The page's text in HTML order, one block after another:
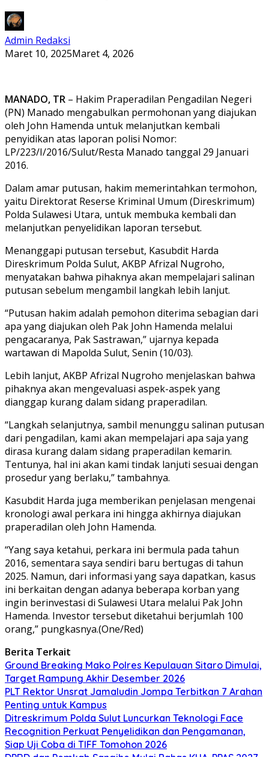
Admin Redaksi
Maret 10, 2025Maret 4, 2026
MANADO, TR – Hakim Praperadilan Pengadilan Negeri
(PN) Manado mengabulkan permohonan yang diajukan
oleh John Hamenda untuk melanjutkan kembali
penyidikan atas laporan polisi Nomor:
LP/223/I/2016/Sulut/Resta Manado tanggal 29 Januari
2016.
Dalam amar putusan, hakim memerintahkan termohon,
yaitu Direktorat Reserse Kriminal Umum (Direskrimum)
Polda Sulawesi Utara, untuk membuka kembali dan
melanjutkan penyelidikan laporan tersebut.
Menanggapi putusan tersebut, Kasubdit Harda
Direskrimum Polda Sulut, AKBP Afrizal Nugroho,
menyatakan bahwa pihaknya akan mempelajari salinan
putusan sebelum mengambil langkah lebih lanjut.
“Putusan hakim adalah pemohon diterima sebagian dari
apa yang diajukan oleh Pak John Hamenda melalui
pengacaranya, Pak Sastrawan,” ujarnya kepada
wartawan di Mapolda Sulut, Senin (10/03).
Lebih lanjut, AKBP Afrizal Nugroho menjelaskan bahwa
pihaknya akan mengevaluasi aspek-aspek yang
dianggap kurang dalam sidang praperadilan.
“Langkah selanjutnya, sambil menunggu salinan putusan
dari pengadilan, kami akan mempelajari apa saja yang
dirasa kurang dalam sidang praperadilan kemarin.
Tentunya, hal ini akan kami tindak lanjuti sesuai dengan
prosedur yang berlaku,” tambahnya.
Kasubdit Harda juga memberikan penjelasan mengenai
kronologi awal perkara ini hingga akhirnya diajukan
praperadilan oleh John Hamenda.
“Yang saya ketahui, perkara ini bermula pada tahun
2016, sementara saya sendiri baru bertugas di tahun
2025. Namun, dari informasi yang saya dapatkan, kasus
ini berkaitan dengan adanya beberapa korban yang
ingin berinvestasi di Sulawesi Utara melalui Pak John
Hamenda. Investor tersebut diketahui berjumlah 100
orang,” pungkasnya.(One/Red)
Berita Terkait
Ground Breaking Mako Polres Kepulauan Sitaro Dimulai,
Target Rampung Akhir Desember 2026
​PLT Rektor Unsrat Jamaludin Jompa Terbitkan 7 Arahan
Penting untuk Kampus
Ditreskrimum Polda Sulut Luncurkan Teknologi Face
Recognition Perkuat Penyelidikan dan Pengamanan,
Siap Uji Coba di TIFF Tomohon 2026